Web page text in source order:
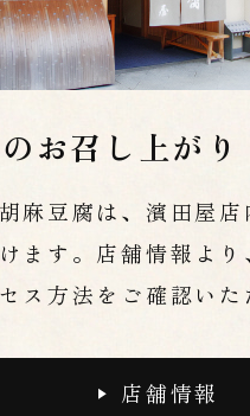
お召し上がり
麻豆腐は、濱田屋
ます。店舗情報よ
ス方法をご確認いた
店舗情報